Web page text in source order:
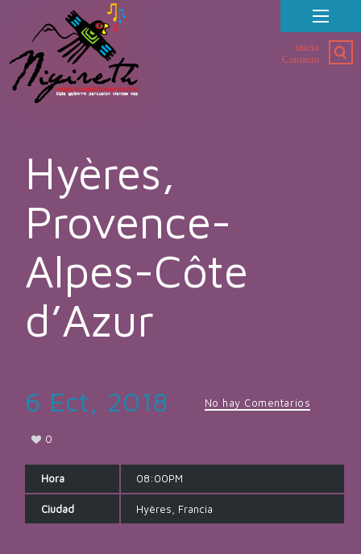
inicio
Contacto
Hyères,
‎Provence-
Alpes-Côte
d’Azur
6 Ect, 2018 No hay Comentarios
0
Hora 08:00PM
Ciudad Hyères, Francia